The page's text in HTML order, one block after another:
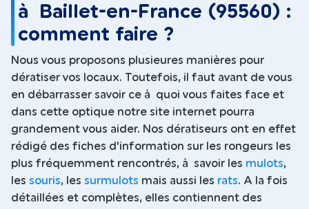
à Baillet-en-France (95560) :
comment faire ?
Nous vous proposons plusieures manières pour
dératiser vos locaux. Toutefois, il faut avant de vous
en débarrasser savoir ce à quoi vous faites face et
dans cette optique notre site internet pourra
grandement vous aider. Nos dératiseurs ont en effet
rédigé des fiches d'information sur les rongeurs les
plus fréquemment rencontrés, à savoir les mulots,
les souris, les surmulots mais aussi les rats. A la fois
détaillées et complètes, elles contiennent des